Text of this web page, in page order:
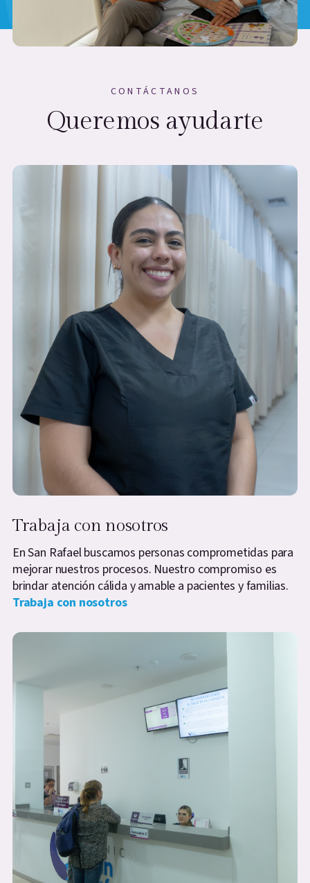
CONTÁCTANOS
Queremos ayudarte
Trabaja con nosotros
En San Rafael buscamos personas comprometidas para
mejorar nuestros procesos. Nuestro compromiso es
brindar atención cálida y amable a pacientes y familias.
Trabaja con nosotros